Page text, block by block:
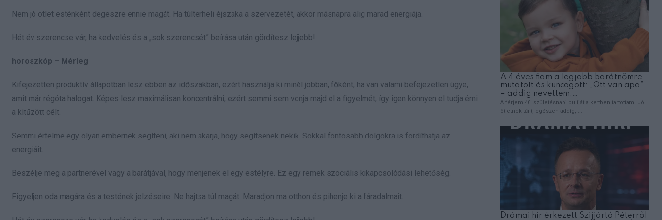
Nem jó ötlet esténként degeszre ennie magát. Ha túlterheli éjszaka a szervezetét, akkor másnapra alig marad energiája.
Hét év szerencse vár, ha kedvelés és a „sok szerencsét” beírása után gördítesz lejjebb!
horoszkóp – Mérleg
Kifejezetten produktív állapotban lesz ebben az időszakban, ezért használja ki minél jobban, főként, ha van valami befejezetlen ügye,
amit már régóta halogat. Képes lesz maximálisan koncentrálni, ezért semmi sem vonja majd el a figyelmét, így igen könnyen el tudja érni
a kitűzött célt.
Semmi értelme egy olyan embernek segíteni, aki nem akarja, hogy segítsenek nekik. Sokkal fontosabb dolgokra is fordíthatja az
energiáit.
Beszélje meg a partnerével vagy a barátjával, hogy menjenek el egy estélyre. Ez egy remek szociális kikapcsolódási lehetőség.
Figyeljen oda magára és a testének jelzéseire. Ne hajtsa túl magát. Maradjon ma otthon és pihenje ki a fáradalmait.